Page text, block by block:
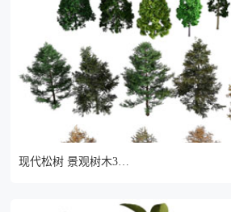
现代松树 景观树木3d模型